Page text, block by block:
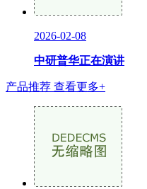
2026-02-08
中研普华正在演讲
产品推荐 查看更多+